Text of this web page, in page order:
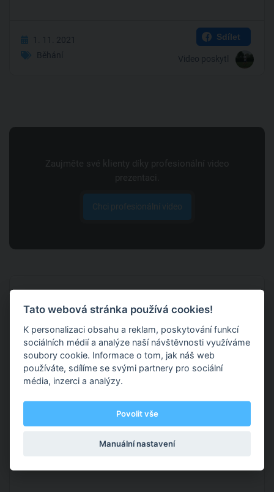
1. 11. 2021
Běhání
Sdílet
Video poskytl
Zaujměte své klienty díky profesionální video
prezentaci.
Chci profesionální video
FITFAB Light: COFFEE YOGA pro
dokonalé ráno
7. 7. 2022
Nohy a hýždě s Janou Válkovou: 16
skákání přes švihadlo
Tato webová stránka používá cookies!
K personalizaci obsahu a reklam, poskytování funkcí
sociálních médií a analýze naší návštěvnosti využíváme
soubory cookie. Informace o tom, jak náš web
používáte, sdílíme se svými partnery pro sociální
média, inzerci a analýzy.
Povolit vše
Manuální nastavení